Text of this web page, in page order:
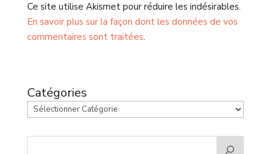
Ce site utilise Akismet pour réduire les indésirables.
En savoir plus sur la façon dont les données de vos
commentaires sont traitées.
Catégories